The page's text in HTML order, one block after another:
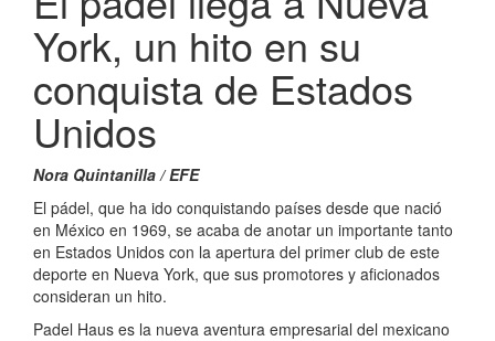
York, un hito en su
conquista de Estados
Unidos
Nora Quintanilla / EFE
El pádel, que ha ido conquistando países desde que nació
en México en 1969, se acaba de anotar un importante tanto
en Estados Unidos con la apertura del primer club de este
deporte en Nueva York, que sus promotores y aficionados
consideran un hito.
Padel Haus es la nueva aventura empresarial del mexicano